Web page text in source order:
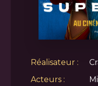
Réalisateur :
Acteurs :